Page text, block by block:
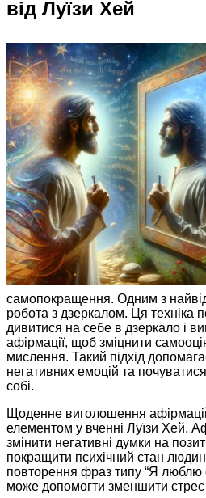
від Луїзи Хей
самопокращення. Одним з
робота з дзеркалом. Ця техніка
дивитися на себе в дзеркало і
афірмації, щоб зміцнити
мислення. Такий підхід
негативних емоцій та
собі.
Щоденне виголошення
елементом у вченні Луїзи Хей.
змінити негативні думки на
покращити психічний стан
повторення фраз типу “Я люблю
може допомогти зменшити стрес